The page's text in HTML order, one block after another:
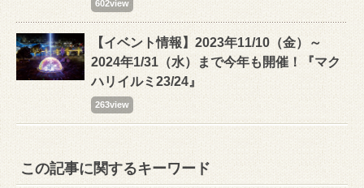
602view
【イベント情報】2023年11/10（金）～
2024年1/31（水）まで今年も開催！『マク
ハリイルミ23/24』
263view
この記事に関するキーワード